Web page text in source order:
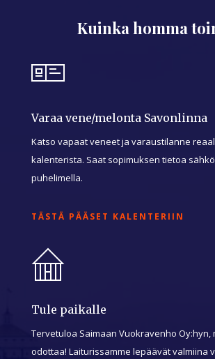
Kuinka homma
Varaa vene/melonta Savonlinna
Katso vapaat veneet ja varaustilanne
kalenterista. Saat sopimuksen tietoa
puhelimella.
TÄSTÄ PÄÄSET KALENTERIIN
Tule paikalle
Tervetuloa Saimaan Vuokravenho Oy:hyn,
odottaa! Laiturissamme lepäävät valmiina